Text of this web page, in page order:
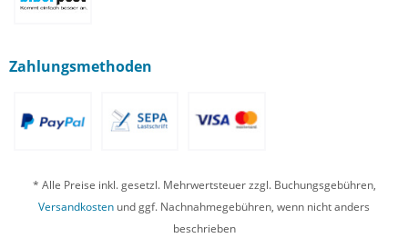
Zahlungsmethoden
* Alle Preise inkl. gesetzl. Mehrwertsteuer zzgl. Buchungsgebühren,
Versandkosten und ggf. Nachnahmegebühren, wenn nicht anders
beschrieben